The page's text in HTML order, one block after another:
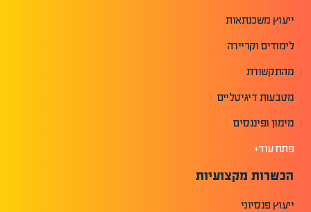
ייעוץ משכנתאות
לימודים וקריירה
מהתקשורת
מטבעות דיגיטליים
מימון ופיננסים
פתח עוד+
הכשרות מקצועיות
ייעוץ פנסיוני